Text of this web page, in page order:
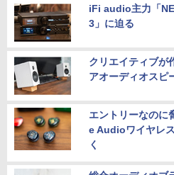
iFi audio主力「
3」に迫る
クリエイティブが
アオーディオスピ
エントリーなの
e Audioワイヤレ
く